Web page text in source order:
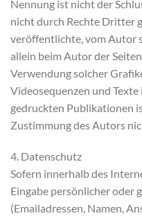
Nennung ist nicht der
nicht durch Rechte Dritter
veröffentlichte, vom Autor
allein beim Autor der
Verwendung solcher
Videosequenzen und
gedruckten Publikationen
Zustimmung des Autors
4. Datenschutz
Sofern innerhalb des
Eingabe persönlicher oder
(Emailadressen, Namen,